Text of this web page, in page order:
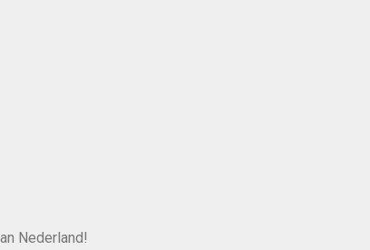
Nederland!